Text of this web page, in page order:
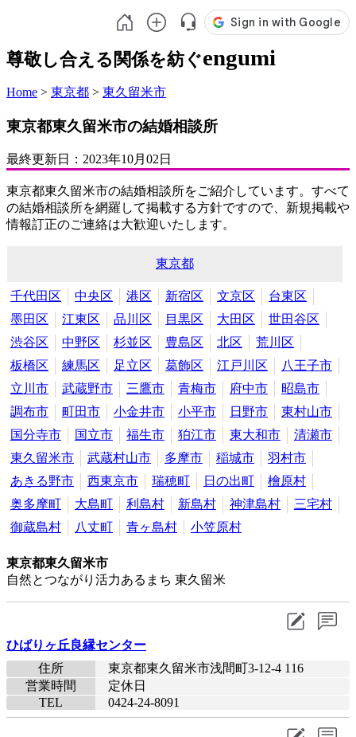
尊敬し合える関係を紡ぐengumi
Home > 東京都 > 東久留米市
東京都東久留米市の結婚相談所
最終更新日： 2023年10月02日
東京都東久留米市の結婚相談所をご紹介しています。すべて
の結婚相談所を網羅して掲載する方針ですので、新規掲載や
情報訂正のご連絡は大歓迎いたします。
東京都
千代田区 中央区 港区 新宿区 文京区
台東区
墨田区
江東区 品川区 目黒区 大田区
世田谷区
渋谷区
中野区 杉並区 豊島区 北区
荒川区
板橋区
練馬区 足立区 葛飾区 江戸川区
八王子市
立川市
武蔵野市 三鷹市 青梅市 府中市
昭島市
調布市
町田市 小金井市 小平市 日野市
東村山市
国分寺市
国立市 福生市 狛江市 東大和市
清瀬市
東久留米市
武蔵村山市 多摩市 稲城市
羽村市
あきる野市
西東京市 瑞穂町 日の出町
檜原村
奥多摩町
大島町 利島村 新島村 神津島村
三宅村
御蔵島村
八丈町 青ヶ島村 小笠原村
東京都東久留米市
自然とつながり活力あるまち 東久留米
ひばりヶ丘良縁センター
住所
東京都東久留米市浅間町3-12-4 116
営業時間
定休日
TEL
0424-24-8091